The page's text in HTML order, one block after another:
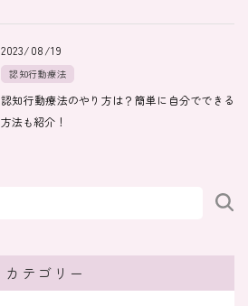
2023/08/19
認知行動療法
認知行動療法のやり方は？簡単に自分でできる
方法も紹介！
カテゴリー